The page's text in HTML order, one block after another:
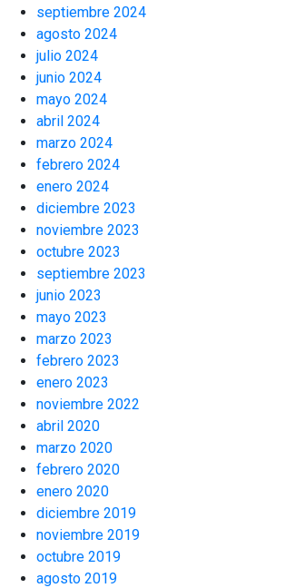
septiembre 2024
agosto 2024
julio 2024
junio 2024
mayo 2024
abril 2024
marzo 2024
febrero 2024
enero 2024
diciembre 2023
noviembre 2023
octubre 2023
septiembre 2023
junio 2023
mayo 2023
marzo 2023
febrero 2023
enero 2023
noviembre 2022
abril 2020
marzo 2020
febrero 2020
enero 2020
diciembre 2019
noviembre 2019
octubre 2019
agosto 2019